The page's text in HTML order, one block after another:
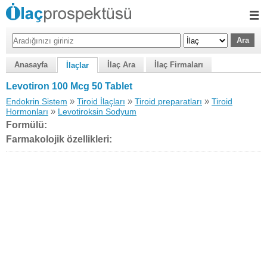
Anasayfa İlaçlar İlaç Ara İlaç Firmaları
Levotiron 100 Mcg 50 Tablet
Endokrin Sistem » Tiroid İlaçları » Tiroid preparatları » Tiroid
Hormonları » Levotiroksin Sodyum
Formülü:
Farmakolojik özellikleri: